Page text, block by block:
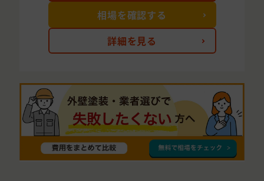
詳細を見る
相場を確認する